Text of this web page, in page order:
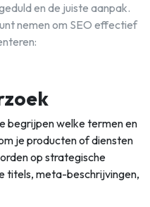
en de juiste aanpak.
nemen om SEO effectief
begrijpen welke termen en
je producten of diensten
op strategische
titels, meta-beschrijvingen,